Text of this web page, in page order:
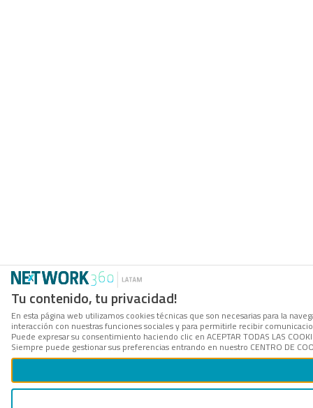
Tu contenido, tu privacidad!
En esta página web utilizamos cookies técnicas que son necesarias para la
interacción con nuestras funciones sociales y para permitirle recibir
Puede expresar su consentimiento haciendo clic en ACEPTAR TODAS LAS
Siempre puede gestionar sus preferencias entrando en nuestro CENTRO DE